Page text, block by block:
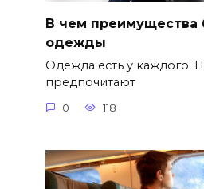
В чем преимущества
одежды
Одежда есть у каждого.
предпочитают
0 118